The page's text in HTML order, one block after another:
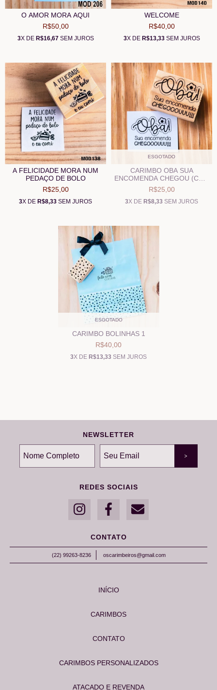
O AMOR MORA AQUI
R$50,00
3X DE R$16,67SEM JUROS
WELCOME
R$40,00
3X DE R$13,33SEM JUROS
A FELICIDADE MORA NUM
PEDAÇO DE BOLO
R$25,00
3X DE R$8,33 SEM JUROS
ESGOTADO
CARIMBO OBA SUA
ENCOMENDA CHEGOU (COD
1171)
R$25,00
3X DE R$8,33 SEM JUROS
ESGOTADO
CARIMBO BOLINHAS 1
R$40,00
3X DE R$13,33 SEM JUROS
NEWSLETTER
REDES SOCIAIS
CONTATO
(22) 99263-8236 oscarimbeiros@gmail.com
INÍCIO
CARIMBOS
CONTATO
CARIMBOS PERSONALIZADOS
ATACADO E REVENDA